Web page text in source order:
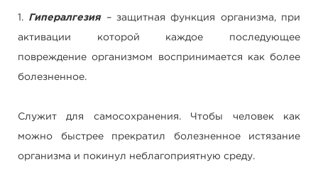
1. Гипералгезия– защитная функция организма, при
активации которой каждое последующее
повреждение организмом воспринимается как более
болезненное.
Служит для самосохранения. Чтобы человек как
можно быстрее прекратил болезненное истязание
организма и покинул неблагоприятную среду.